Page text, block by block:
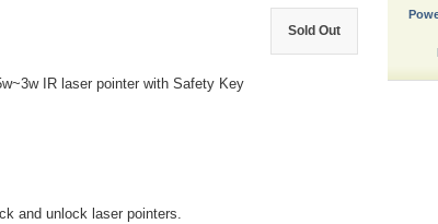
Sold Out
IR laser pointer with Safety Key
and unlock laser pointers.